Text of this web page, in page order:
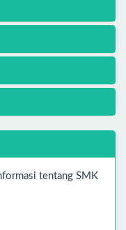
tentang SMK